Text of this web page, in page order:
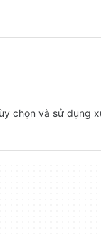
chọn và sử dụng